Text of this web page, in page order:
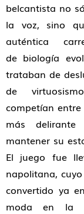
belcantista no
la voz, sino
auténtica
de biología
trataban de
de
competían
más
mantener su
El juego fue
napolitana,
convertido ya
moda en la